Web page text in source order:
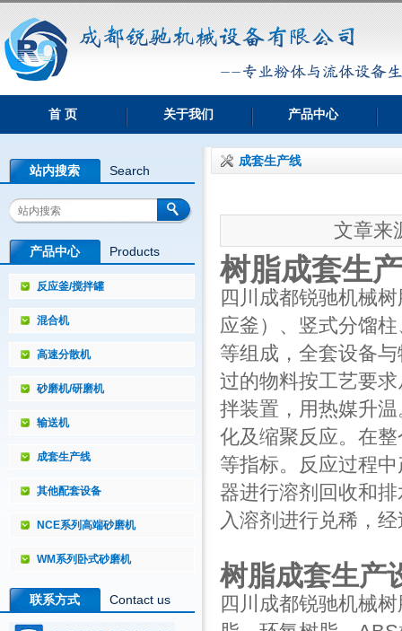
首 页 关于我们 产品中心
站内搜索 Search
产品中心 Products
反应釜/搅拌罐
混合机
高速分散机
砂磨机/研磨机
输送机
成套生产线
其他配套设备
NCE系列高端砂磨机
WM系列卧式砂磨机
联系方式 Contact us
成套生产线
文章来
树脂成套生
四川成都锐驰机械树
应釜）、竖式分馏
等组成，全套设备
过的物料按工艺要
拌装置，用热媒升
化及缩聚反应。在
等指标。反应过程
器进行溶剂回收和
入溶剂进行兑稀，
树脂成套生产
四川成都锐驰机械树